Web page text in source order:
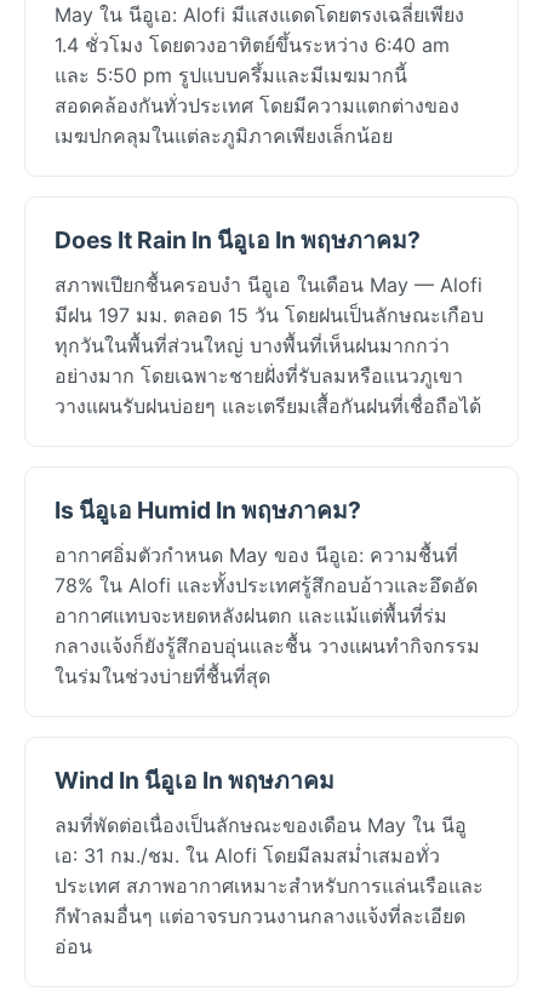
May ใน นีอูเอ: Alofi มีแสงแดดโดยตรงเฉลี่ยเพียง
1.4 ชั่วโมง โดยดวงอาทิตย์ขึ้นระหว่าง 6:40 am
และ 5:50 pm รูปแบบครึ้มและมีเมฆมากนี้
สอดคล้องกันทั่วประเทศ โดยมีความแตกต่างของ
เมฆปกคลุมในแต่ละภูมิภาคเพียงเล็กน้อย
Does It Rain In นีอูเอ In พฤษภาคม?
สภาพเปียกชื้นครอบงำ นีอูเอ ในเดือน May — Alofi
มีฝน 197 มม. ตลอด 15 วัน โดยฝนเป็นลักษณะเกือบ
ทุกวันในพื้นที่ส่วนใหญ่ บางพื้นที่เห็นฝนมากกว่า
อย่างมาก โดยเฉพาะชายฝั่งที่รับลมหรือแนวภูเขา
วางแผนรับฝนบ่อยๆ และเตรียมเสื้อกันฝนที่เชื่อถือได้
Is นีอูเอ Humid In พฤษภาคม?
อากาศอิ่มตัวกำหนด May ของ นีอูเอ: ความชื้นที่
78% ใน Alofi และทั้งประเทศรู้สึกอบอ้าวและอึดอัด
อากาศแทบจะหยดหลังฝนตก และแม้แต่พื้นที่ร่ม
กลางแจ้งก็ยังรู้สึกอบอุ่นและชื้น วางแผนทำกิจกรรม
ในร่มในช่วงบ่ายที่ชื้นที่สุด
Wind In นีอูเอ In พฤษภาคม
ลมที่พัดต่อเนื่องเป็นลักษณะของเดือน May ใน นีอู
เอ: 31 กม./ชม. ใน Alofi โดยมีลมสม่ำเสมอทั่ว
ประเทศ สภาพอากาศเหมาะสำหรับการแล่นเรือและ
กีฬาลมอื่นๆ แต่อาจรบกวนงานกลางแจ้งที่ละเอียด
อ่อน